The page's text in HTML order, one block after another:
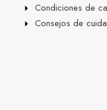
Condiciones de
Consejos de